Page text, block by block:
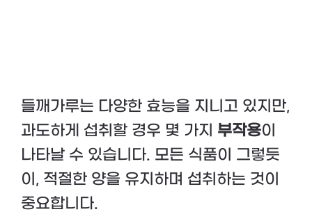
들깨가루는 다양한 효능을 지니고 있지만,
과도하게 섭취할 경우 몇 가지 부작용이
나타날 수 있습니다. 모든 식품이 그렇듯
이, 적절한 양을 유지하며 섭취하는 것이
중요합니다.